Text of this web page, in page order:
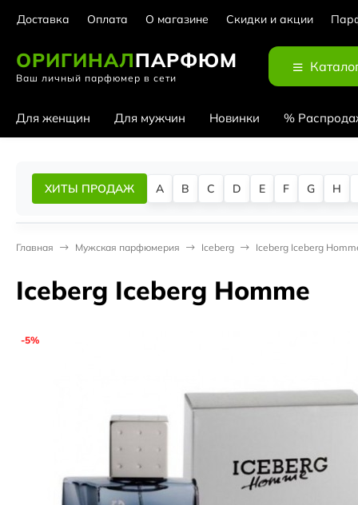
Доставка Оплата О магазине Скидки и акции
ОРИГИНАЛПАРФЮМ
Ваш личный парфюмер в сети
Для женщин Для мужчин Новинки %
ХИТЫ ПРОДАЖ A B C D E F G H
Главная Мужская парфюмерия Iceberg Iceberg Iceberg
Iceberg Iceberg Homme
-5%